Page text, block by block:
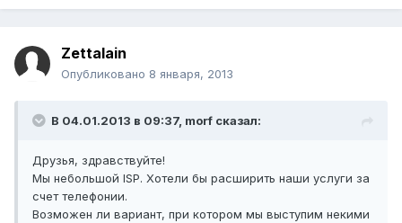
Zettalain
Опубликовано 8 января, 2013
В 04.01.2013 в 09:37, morf сказал:
Друзья, здравствуйте!
Мы небольшой ISP. Хотели бы расширить наши услуги за
счет телефонии.
Возможен ли вариант, при котором мы выступим некими